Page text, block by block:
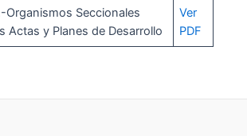
Organismos Seccionales
Actas y Planes de Desarrollo
Ver
PDF